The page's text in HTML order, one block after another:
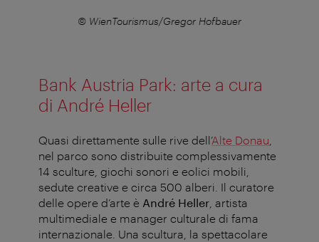
© WienTourismus/Gregor Hofbauer
Bank Austria Park: arte a cura
di André Heller
Quasi direttamente sulle rive dell’Alte Donau
nel parco sono distribuite complessivamente
14 sculture, giochi sonori e eolici mobili,
sedute creative e circa 500 alberi. Il curatore
delle opere d’arte è André Heller , artista
multimediale e manager culturale di fama
internazionale. Una scultura, la spettacolare